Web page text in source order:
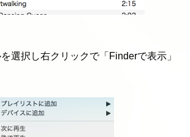
選択し右クリックで「Finderで表示」